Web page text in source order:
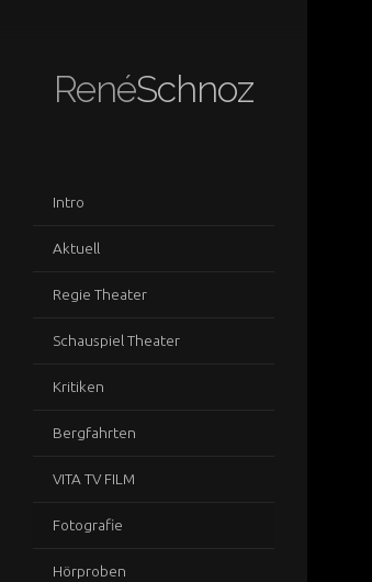
RenéSchnoz
Intro
Aktuell
Regie Theater
Schauspiel Theater
Kritiken
Bergfahrten
VITA TV FILM
Fotografie
Hörproben